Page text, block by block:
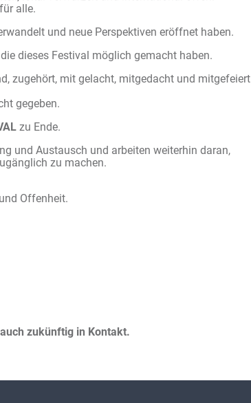
alle.
und neue Perspektiven eröffnet haben.
dieses Festival möglich gemacht haben.
zugehört, mit gelacht, mitgedacht und mitgefeiert
gegeben.
zu Ende.
und Austausch und arbeiten weiterhin daran,
zu machen.
Offenheit.
zukünftig in Kontakt.